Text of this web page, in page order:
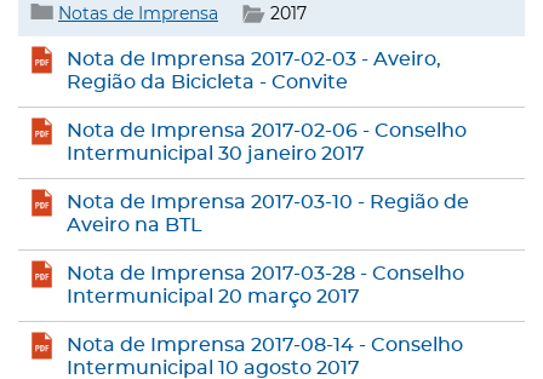
Notas de Imprensa 2017
Nota de Imprensa 2017-02-03 - Aveiro,
Região da Bicicleta - Convite
Nota de Imprensa 2017-02-06 - Conselho
Intermunicipal 30 janeiro 2017
Nota de Imprensa 2017-03-10 - Região de
Aveiro na BTL
Nota de Imprensa 2017-03-28 - Conselho
Intermunicipal 20 março 2017
Nota de Imprensa 2017-08-14 - Conselho
Intermunicipal 10 agosto 2017